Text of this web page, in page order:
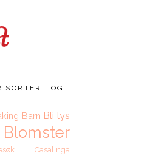
OG
Barn Bli lys
Blomster
Casalinga